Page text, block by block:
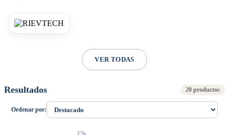
VER TODAS
Resultados 20 productos
Ordenar por: